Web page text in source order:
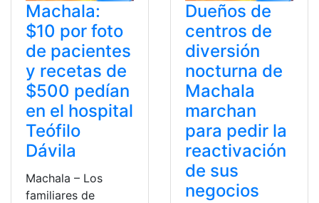
Machala:
$10 por foto
de pacientes
y recetas de
$500 pedían
en el hospital
Teófilo
Dávila
Machala – Los
familiares de
Dueños de
centros de
diversión
nocturna de
Machala
marchan
para pedir la
reactivación
de sus
negocios